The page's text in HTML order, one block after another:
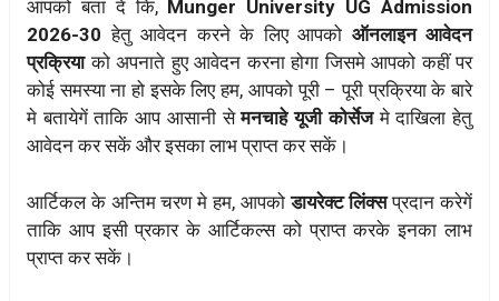
आपको बता दें कि, Munger University UG Admission
2026-30 हेतु आवेदन करने के लिए आपको ऑनलाइन आवेदन
प्रक्रियाको अपनाते हुए आवेदन करना होगा जिसमे आपको कहीं पर
कोई समस्या ना हो इसके लिए हम, आपको पूरी – पूरी प्रक्रिया के बारे
मे बतायेगें ताकि आप आसानी सेमनचाहे यूजी कोर्सेजमे दाखिला हेतु
आवेदन कर सकें और इसका लाभ प्राप्त कर सकें।
आर्टिकल के अन्तिम चरण मे हम, आपकोडायरेक्ट लिंक्सप्रदान करेगें
ताकि आप इसी प्रकार के आर्टिकल्स को प्राप्त करके इनका लाभ
प्राप्त कर सकें।